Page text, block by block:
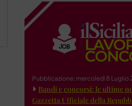
Pubblicazione: mercoledì 8 Luglio
Bandi e concorsi: le ultime
Gazzetta Ufficiale della